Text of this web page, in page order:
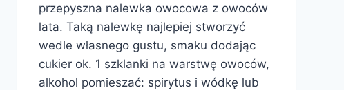
przepyszna nalewka owocowa z owoców
lata. Taką nalewkę najlepiej stworzyć
wedle własnego gustu, smaku dodając
cukier ok. 1 szklanki na warstwę owoców,
alkohol pomieszać: spirytus i wódkę lub